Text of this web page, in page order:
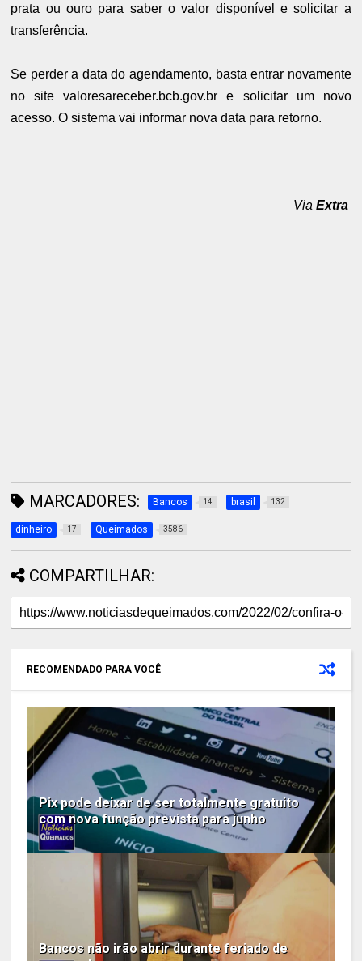
prata ou ouro para saber o valor disponível e solicitar a
transferência.
Se perder a data do agendamento, basta entrar novamente
no site valoresareceber.bcb.gov.br e solicitar um novo
acesso. O sistema vai informar nova data para retorno.
Via Extra
MARCADORES: Bancos 14 brasil 132
dinheiro 17 Queimados 3586
COMPARTILHAR:
RECOMENDADO PARA VOCÊ
Pix pode deixar de ser totalmente gratuito
com nova função prevista para junho
Bancos não irão abrir durante feriado de